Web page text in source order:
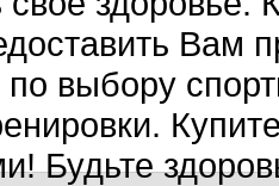
Вам
выбору
Будьте